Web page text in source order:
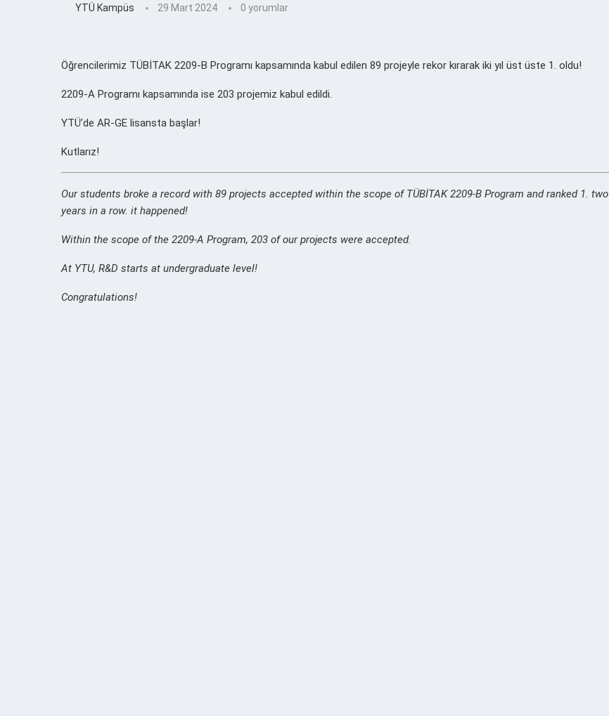
YTÜ Kampüs 29 Mart 2024 0 yorumlar
Öğrencilerimiz TÜBİTAK 2209-B Programı kapsamında kabul edilen 89 projeyle rekor kırarak iki yıl üst üste 1. oldu!
2209-A Programı kapsamında ise 203 projemiz kabul edildi.
YTÜ’de AR-GE lisansta başlar!
Kutlarız!
Our students broke a record with 89 projects accepted within the scope of TÜBİTAK 2209-B Program and ranked 1. two
years in a row. it happened!
Within the scope of the 2209-A Program, 203 of our projects were accepted.
At YTU, R&D starts at undergraduate level!
Congratulations!